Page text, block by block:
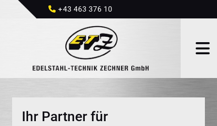
 +43 463 376 10
Ihr Partner für